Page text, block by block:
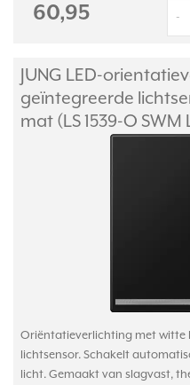
60,95 -
JUNG LED-
geïntegreerde
mat (LS 1539-O SWM
Oriëntatieverlichting met witte
lichtsensor. Schakelt
licht. Gemaakt van slagvast,